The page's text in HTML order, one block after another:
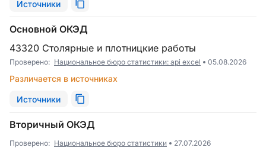
Источники
Основной ОКЭД
43320 Столярные и плотницкие работы
Проверено: Национальное бюро статистики: api excel 05.08.2026
Различается в источниках
Источники
Вторичный ОКЭД
Проверено: Национальное бюро статистики 27.07.2026